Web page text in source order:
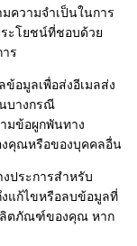
ความจำเป็นในการ
ะโยชน์ที่ชอบด้วย
ร
อมูลเพื่อส่งอีเมลส่ง
บางกรณี
มข้อผูกพันทาง
คุณหรือของบุคคลอื่น
ประการสำหรับ
แก้ไขหรือลบข้อมูลที่
ลิตภัณฑ์ของคุณ หาก